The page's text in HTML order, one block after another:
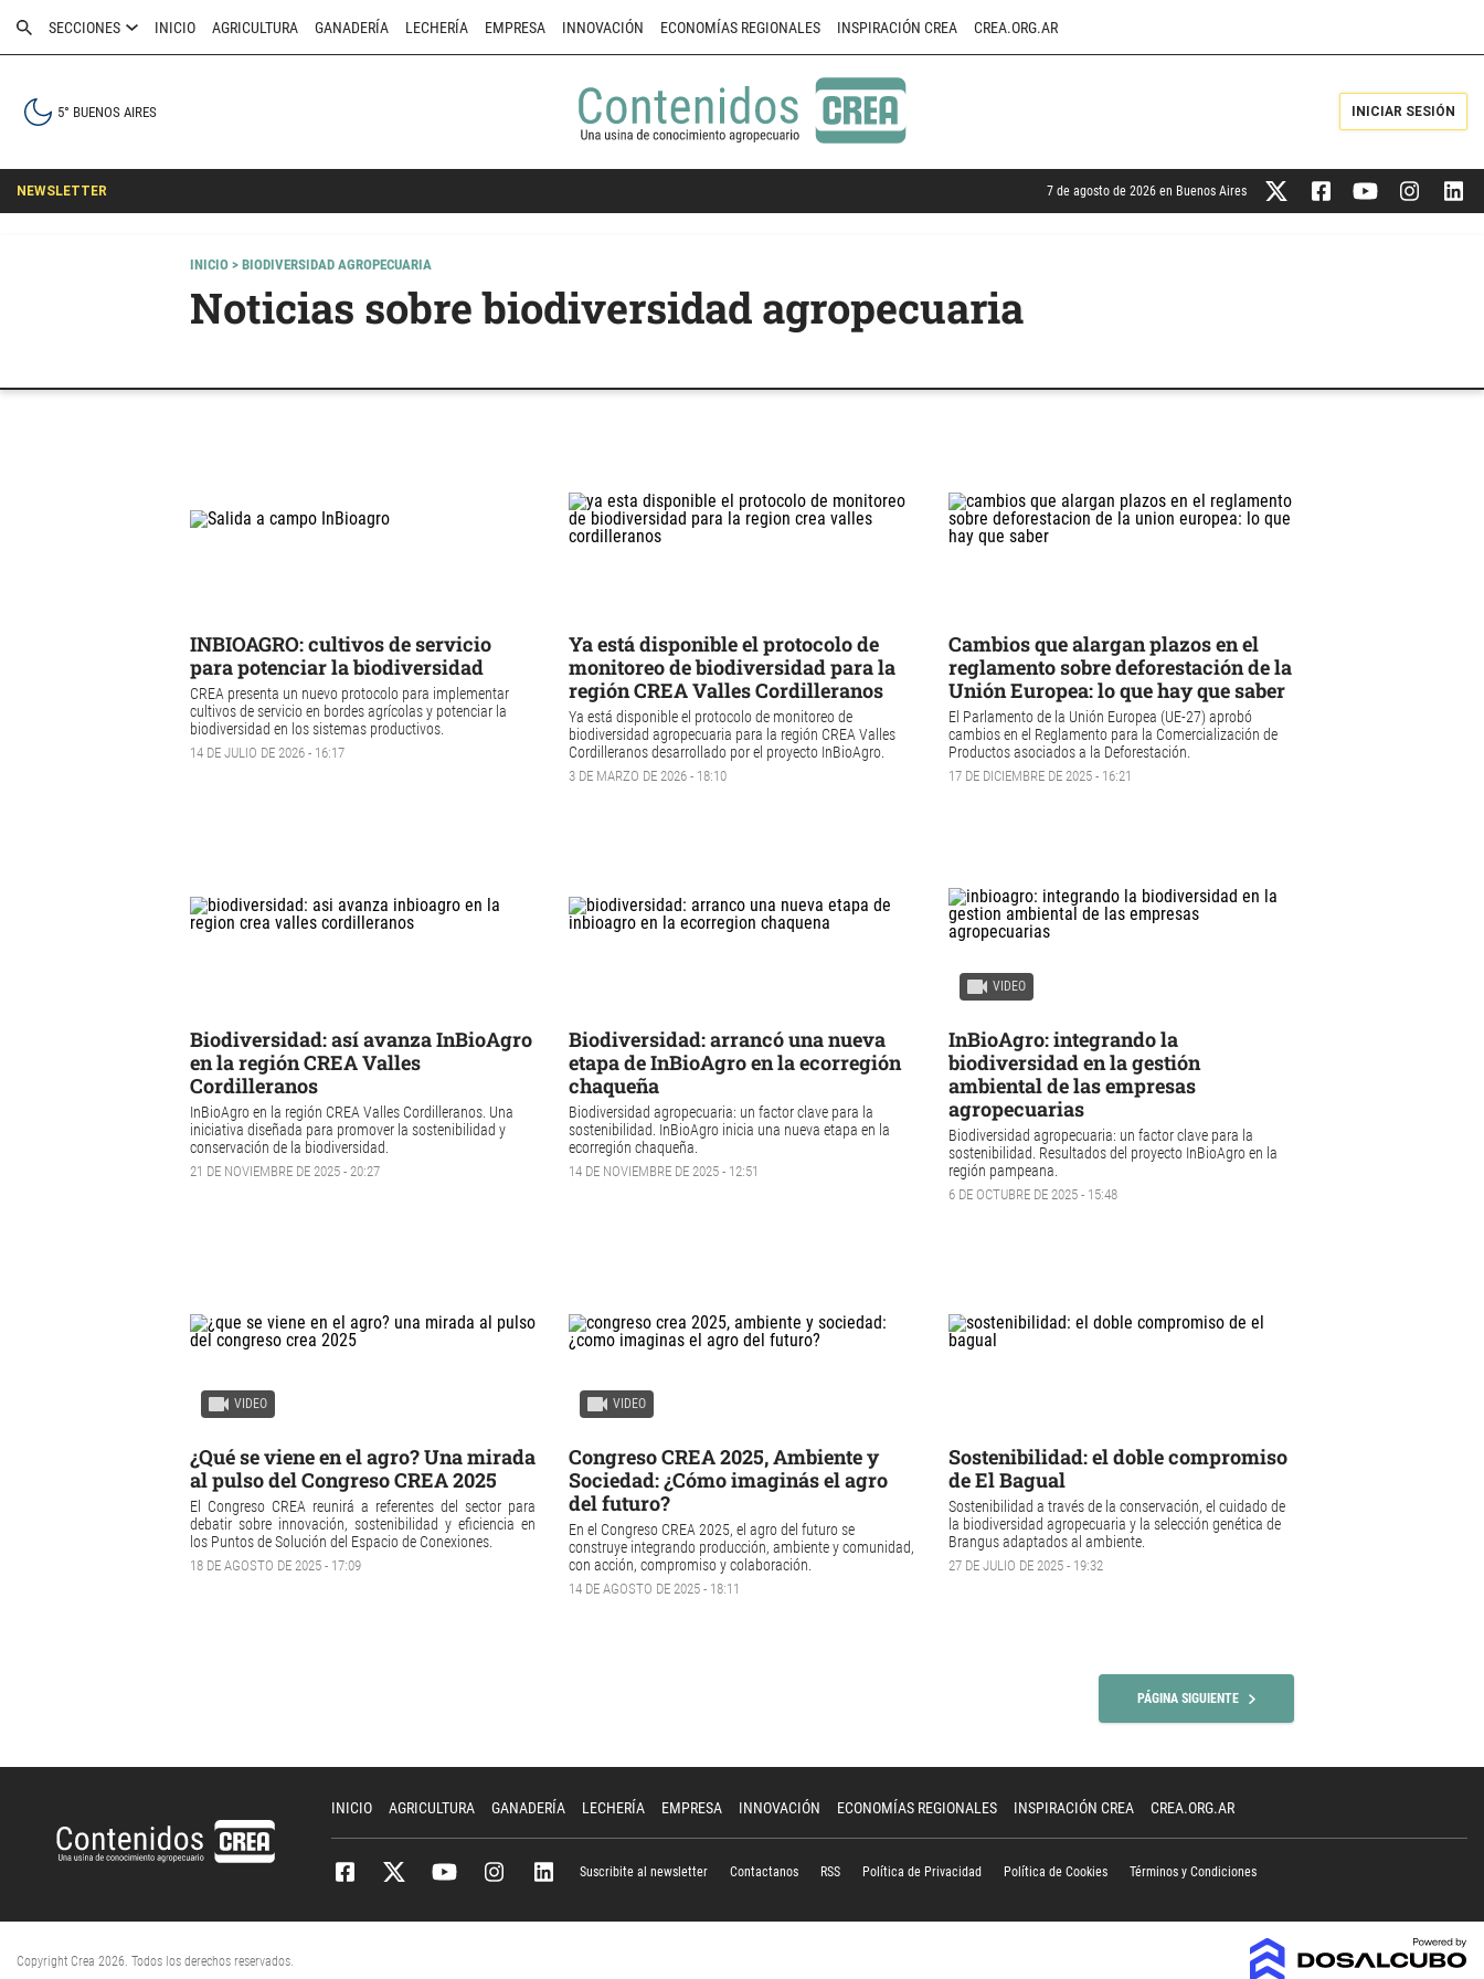
SECCIONES INICIO AGRICULTURA GANADERÍA LECHERÍA EMPRESA INNOVACIÓN ECONOMÍAS REGIONALES INSPIRACIÓN CREA CREA.ORG.AR
5° BUENOS AIRES INICIAR SESIÓN
NEWSLETTER 7 de agosto de 2026 en Buenos Aires
INICIO > BIODIVERSIDAD AGROPECUARIA
Noticias sobre biodiversidad agropecuaria
INBIOAGRO: cultivos de servicio
para potenciar la biodiversidad
CREA presenta un nuevo protocolo para implementar
cultivos de servicio en bordes agrícolas y potenciar la
biodiversidad en los sistemas productivos.
14 DE JULIO DE 2026 - 16:17
Ya está disponible el protocolo de
monitoreo de biodiversidad para la
región CREA Valles Cordilleranos
Ya está disponible el protocolo de monitoreo de
biodiversidad agropecuaria para la región CREA Valles
Cordilleranos desarrollado por el proyecto InBioAgro.
3 DE MARZO DE 2026 - 18:10
Cambios que alargan plazos en el
reglamento sobre deforestación de la
Unión Europea: lo que hay que saber
El Parlamento de la Unión Europea (UE-27) aprobó
cambios en el Reglamento para la Comercialización de
Productos asociados a la Deforestación.
17 DE DICIEMBRE DE 2025 - 16:21
Biodiversidad: así avanza InBioAgro
en la región CREA Valles
Cordilleranos
InBioAgro en la región CREA Valles Cordilleranos . Una
iniciativa diseñada para promover la sostenibilidad y
conservación de la biodiversidad
21 DE NOVIEMBRE DE 2025 - 20:27
Biodiversidad: arrancó una nueva
etapa de InBioAgro en la ecorregión
chaqueña
Biodiversidad agropecuaria: un factor clave para la
sostenibilidad. InBioAgro inicia una nueva etapa en la
ecorregión chaqueña.
14 DE NOVIEMBRE DE 2025 - 12:51
VIDEO
InBioAgro: integrando la
biodiversidad en la gestión
ambiental de las empresas
agropecuarias
Biodiversidad agropecuaria: un factor clave para la
sostenibilidad. Resultados del proyecto InBioAgro en la
región pampeana.
6 DE OCTUBRE DE 2025 - 15:48
VIDEO
¿Qué se viene en el agro? Una mirada
al pulso del Congreso CREA 2025
El Congreso CREA reunirá a referentes del sector para
debatir sobre innovación, sostenibilidad y eficiencia en
los Puntos de Solución del Espacio de Conexiones.
18 DE AGOSTO DE 2025 - 17:09
VIDEO
Congreso CREA 2025, Ambiente y
Sociedad: ¿Cómo imaginás el agro
del futuro?
En el Congreso CREA 2025, el agro del futuro se
construye integrando producción, ambiente y comunidad,
con acción, compromiso y colaboración.
14 DE AGOSTO DE 2025 - 18:11
Sostenibilidad: el doble compromiso
de El Bagual
Sostenibilidad a través de la conservación, el cuidado de
la biodiversidad agropecuaria y la selección genética de
Brangusadaptados al ambiente.
27 DE JULIO DE 2025 - 19:32
PÁGINA SIGUIENTE
INICIO AGRICULTURA GANADERÍA LECHERÍA EMPRESA INNOVACIÓN ECONOMÍAS REGIONALES INSPIRACIÓN CREA CREA.ORG.AR
Suscribite al newsletter Contactanos RSS Política de Privacidad Política de Cookies Términos y Condiciones
Copyright Crea 2026. Todos los derechos reservados.